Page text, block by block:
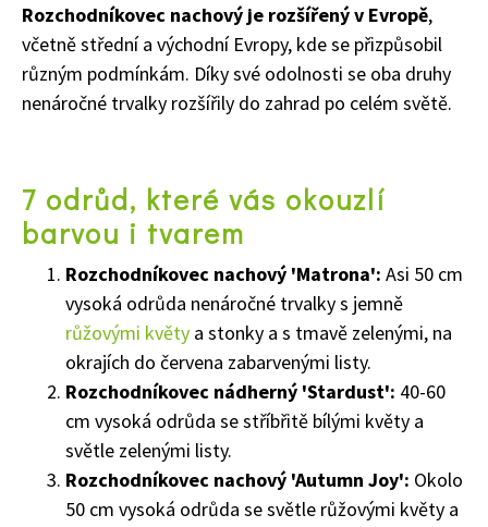
Rozchodníkovec nachový je rozšířený v Evropě,
včetně střední a východní Evropy, kde se přizpůsobil
různým podmínkám. Díky své odolnosti se oba druhy
nenáročné trvalky rozšířily do zahrad po celém světě.
7 odrůd, které vás okouzlí
barvou i tvarem
Rozchodníkovec nachový 'Matrona': Asi 50 cm
vysoká odrůda nenáročné trvalky s jemně
růžovými květy a stonky a s tmavě zelenými, na
okrajích do červena zabarvenými listy.
Rozchodníkovec nádherný 'Stardust': 40-60
cm vysoká odrůda se stříbřitě bílými květy a
světle zelenými listy.
Rozchodníkovec nachový 'Autumn Joy': Okolo
50 cm vysoká odrůda se světle růžovými květy a